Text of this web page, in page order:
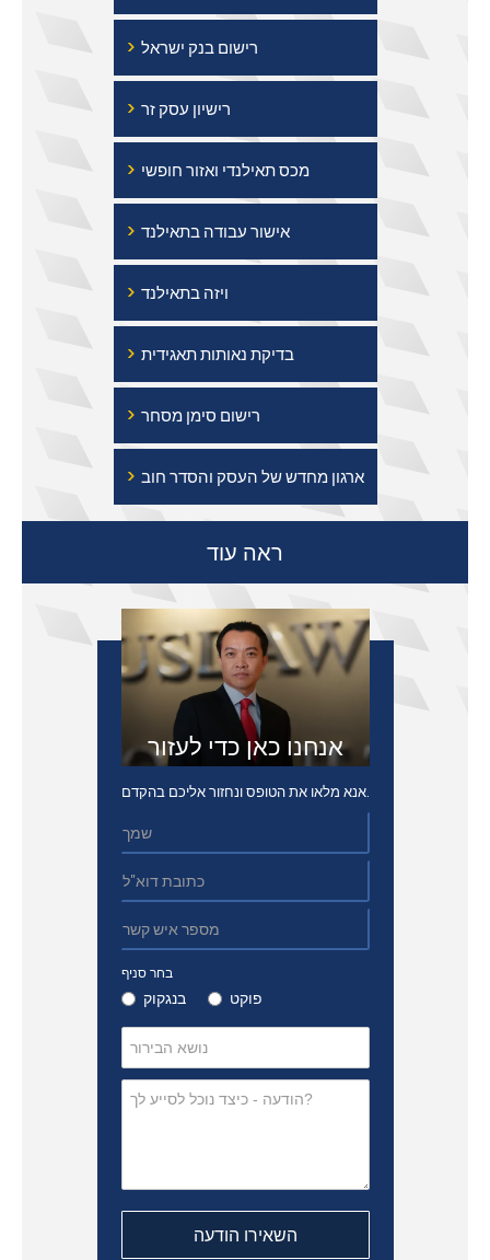
› רישום בנק ישראל
› רישיון עסק זר
› מכס תאילנדי ואזור חופשי
› אישור עבודה בתאילנד
› ויזה בתאילנד
› בדיקת נאותות תאגידית
› רישום סימן מסחר
› ארגון מחדש של העסק והסדר חוב
ראה עוד
אנחנו כאן כדי לעזור
אנא מלאו את הטופס ונחזור אליכם בהקדם.
בחר סניף
בנגקוק פוקט